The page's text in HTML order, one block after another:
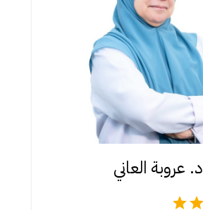
د. عروبة العاني